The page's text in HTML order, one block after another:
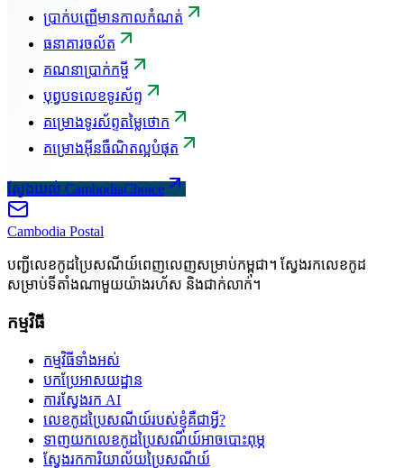
ប្រាក់បញ្ញើមានកាលកំណត់
ធនាគារចល័ត
គណនាប្រាក់កម្ចី
បុព្វបទលេខទូរស័ព្ទ
គម្រោងទូរស័ព្ទតម្លៃថោក
គម្រោងអ៊ីនធឺណិតល្អបំផុត
ស្វែងយល់ CambodiaChoice
Cambodia Postal
បញ្ជីលេខកូដប្រៃសណីយ៍ពេញលេញសម្រាប់កម្ពុជា។ ស្វែងរកលេខកូដ
សម្រាប់ទីតាំងណាមួយយ៉ាងរហ័ស និងជាក់លាក់។
កម្មវិធី
កម្មវិធីទាំងអស់
បកប្រែអាសយដ្ឋាន
ការស្វែងរក AI
លេខកូដប្រៃសណីយ៍របស់ខ្ញុំគឺជាអ្វី?
ទាញយកលេខកូដប្រៃសណីយ៍អាចបោះពុម្ភ
ស្វែងរកការិយាល័យប្រៃសណីយ៍